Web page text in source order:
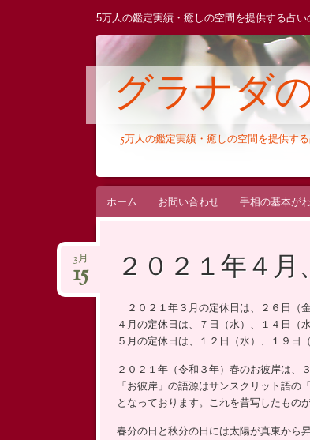
5万人の鑑定実績・癒しの空間を提供する占
グラナダ
5万人の鑑定実績・癒しの空間を提供す
コ
ン
ホーム お問い合わせ 手相の基本が
２０２１年４
3月
15
２０２１年３月の定休日は、２６日（
４月の定休日は、７日（水）、１４日（
５月の定休日は、１２日（水）、１９日
２０２１年（令和３年）春のお彼岸は、
「お彼岸」の語源はサンスクリット語
となっております。これを昔写したもの
春分の日と秋分の日には太陽が真東から